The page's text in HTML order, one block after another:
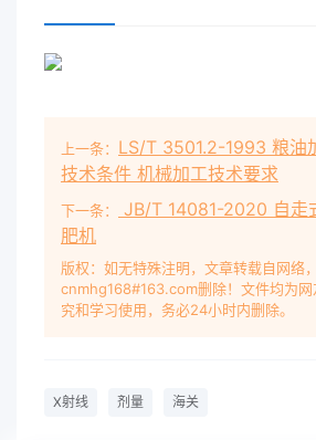
上一条： LS/T 3501.2-1993 粮油
技术条件 机械加工技术要求
下一条：
JB/T 14081-2020 自走
肥机
版权：如无特殊注明，文章转载自网络
cnmhg168#163.com删除！文件均为网
究和学习使用，务必24小时内删除。
X射线 剂量 海关